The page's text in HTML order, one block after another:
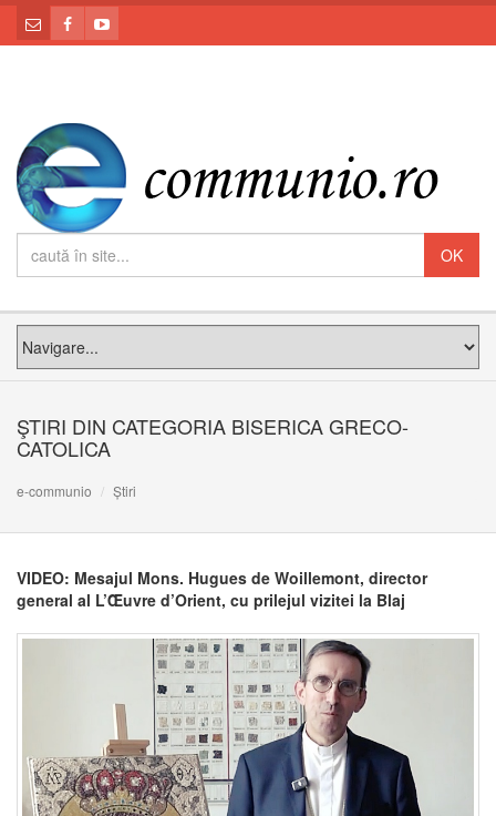
ŞTIRI DIN CATEGORIA BISERICA GRECO-
CATOLICA
e-communio Știri
VIDEO: Mesajul Mons. Hugues de Woillemont, director
general al L’Œuvre d’Orient, cu prilejul vizitei la Blaj